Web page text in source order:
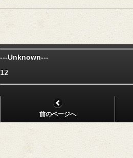
---Unknown---
12
前のページへ